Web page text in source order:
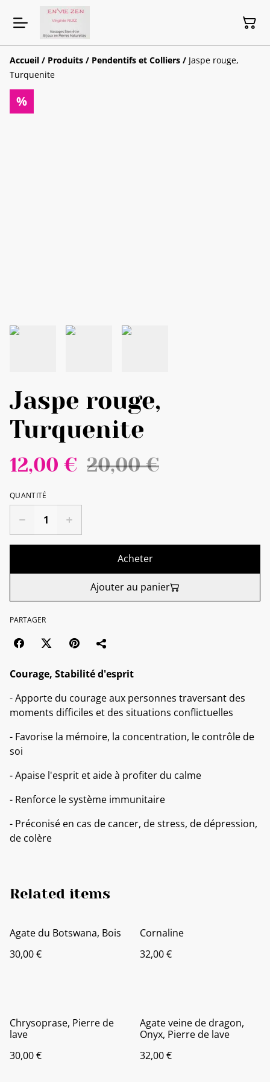
Accueil / Produits / Pendentifs et Colliers / Jaspe rouge,
Turquenite
%
Jaspe rouge,
Turquenite
12,00 € 20,00 €
QUANTITÉ
Acheter
Ajouter au panier
PARTAGER
Courage, Stabilité d'esprit
- Apporte du courage aux personnes traversant des
moments difficiles et des situations conflictuelles
- Favorise la mémoire, la concentration, le contrôle de
soi
- Apaise l'esprit et aide à profiter du calme
- Renforce le système immunitaire
- Préconisé en cas de cancer, de stress, de dépression,
de colère
Related items
Agate du Botswana, Bois
30,00 €
Cornaline
32,00 €
Chrysoprase, Pierre de
lave
30,00 €
Agate veine de dragon,
Onyx, Pierre de lave
32,00 €